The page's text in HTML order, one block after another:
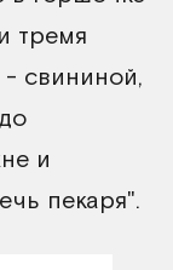
тремя
свининой,
и
пекаря".